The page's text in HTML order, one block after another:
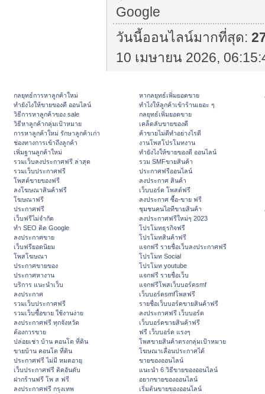
Google
วันนี้ออนไลน์มากที่สุด:
10 เมษายน 2026,
กลยุทธ์การหาลูกค้าใหม่
ทํายังไงให้ขายของดี ออนไลน์
วิธีการหาลูกค้าของ sale
วิธีหาลูกค้ากลุ่มเป้าหมาย
การหาลูกค้าใหม่ รักษาลูกค้าเก่า
ช่องทางการเข้าถึงลูกค้า
เพิ่มฐานลูกค้าใหม่
รวมเว็บลงประกาศฟรี ล่าสุด
รวมเว็บประกาศฟรี
โพสต์ขายของฟรี
ลงโฆษณาสินค้าฟรี
โฆษณาฟรี
ประกาศฟรี
เว็บฟรีไม่จำกัด
ทำ SEO ติด Google
ลงประกาศขาย
เว็บฟรียอดนิยม
โพสโฆษณา
ประกาศขายของ
ประกาศหางาน
บริการ แนะนำเว็บ
ลงประกาศ
รวมเว็บประกาศฟรี
รวมเว็บซื้อขาย ใช้งานง่าย
ลงประกาศฟรี ทุกจังหวัด
ต้องการขาย
ปล่อยเช่า บ้าน คอนโด ที่ดิน
ขายบ้าน คอนโด ที่ดิน
ประกาศฟรี ไม่มี หมดอายุ
เว็บประกาศฟรี ติดอันดับ
ฝากร้านฟรี โพ ส ฟรี
ลงประกาศฟรี กรุงเทพ
หากลยุทธ์เพิ่มยอดขาย
ทําไงให้ลูกค้าเข้าร้านเยอะ ๆ
กลยุทธ์เพิ่มยอดขาย
เคล็ดลับขายของดี
ค้าขายไม่ดีทำอย่างไรดี
งานโพสโปรโมทงาน
ทํายังไงให้ขายของดี ออนไลน์
รวม SMFขายสินค้า
ประกาศฟรีออนไลน์
ลงประกาศ สินค้า
เว็บบอร์ด โพสต์ฟรี
ลงประกาศ ซื้อ-ขาย ฟรี
ชุมชนคนไอทีขายสินค้า
ลงประกาศฟรีใหม่ๆ 2023
โปรโมทธุรกิจฟรี
โปรโมทสินค้าฟรี
แจกฟรี รายชื่อเว็บลงประกาศฟรี
โปรโมท Social
โปรโมท youtube
แจกฟรี รายชื่อเว็บ
แจกฟรีโพสเว็บบอร์ดsmf
เว็บบอร์ดsmfโพสฟรี
รายชื่อเว็บบอร์ดขายสินค้าฟรี
ลงประกาศฟรี เว็บบอร์ด
เว็บบอร์ดขายสินค้าฟรี
ฟรี เว็บบอร์ด แรงๆ
โพสขายสินค้าตรงกลุ่มเป้าหมาย
โฆษณาเลื่อนประกาศได้
ขายของออนไลน์
แนะนำ 6 วิธีขายของออนไลน์
อยากขายของออนไลน์
เริ่มต้นขายของออนไลน์